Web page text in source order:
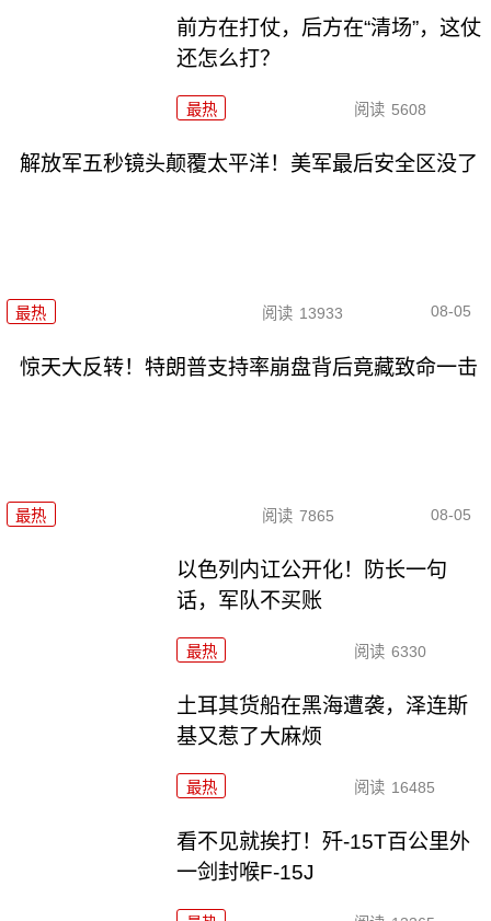
前方在打仗，后方在“清场”，这仗
还怎么打？
最热 阅读 5608
解放军五秒镜头颠覆太平洋！美军最后安全区没了
最热 阅读 13933 08-05
惊天大反转！特朗普支持率崩盘背后竟藏致命一击
最热 阅读 7865 08-05
以色列内讧公开化！防长一句
话，军队不买账
最热 阅读 6330
土耳其货船在黑海遭袭，泽连斯
基又惹了大麻烦
最热 阅读 16485
看不见就挨打！歼-15T百公里外
一剑封喉F-15J